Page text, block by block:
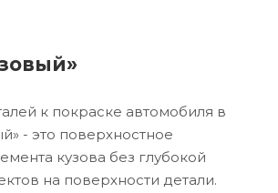
к покраске автомобиля в
- это поверхностное
кузова без глубокой
на поверхности детали.